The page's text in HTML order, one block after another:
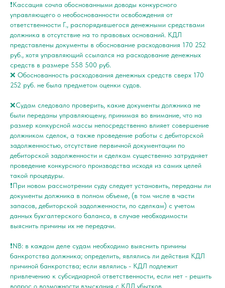
❗️Кассация сочла обоснованными доводы конкурсного
управляющего о необоснованности освобождения от
ответственности Г., распорядившегося денежными средствами
должника в отсутствие на то правовых оснований. КДЛ
представлены документы в обоснование расходования 170 252
руб., хотя управляющий ссылался на расходование денежных
средств в размере 558 500 руб.
❌ Обоснованность расходования денежных средств сверх 170
252 руб. не была предметом оценки судов.
❌Судам следовало проверить, какие документы должника не
были переданы управляющему, принимая во внимание, что на
размер конкурсной массы непосредственно влияет совершение
должником сделок, а также проведение работы с дебиторской
задолженностью, отсутствие первичной документации по
дебиторской задолженности и сделкам существенно затрудняет
проведение конкурсного производства исходя из самих целей
такой процедуры.
❗️При новом рассмотрении суду следует установить, переданы ли
документы должника в полном объеме, (в том числе в части
запасов, дебиторской задолженности, по сделкам) с учетом
данных бухгалтерского баланса, в случае необходимости
выяснить причины их не передачи.
❗️NB: в каждом деле судам необходимо выяснить причины
банкротства должника; определить, являлись ли действия КДЛ
причиной банкротства; если являлись - КДЛ подлежит
привлечению к субсидиарной ответственности, если нет - решить
вопрос о возможности взыскания с КДЛ убытков.